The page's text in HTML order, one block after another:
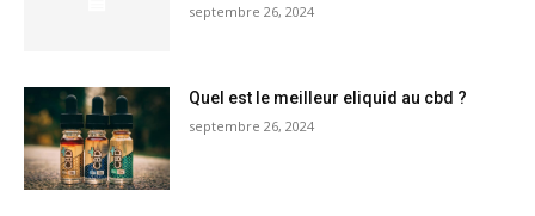
septembre 26, 2024
Quel est le meilleur eliquid au cbd ?
septembre 26, 2024